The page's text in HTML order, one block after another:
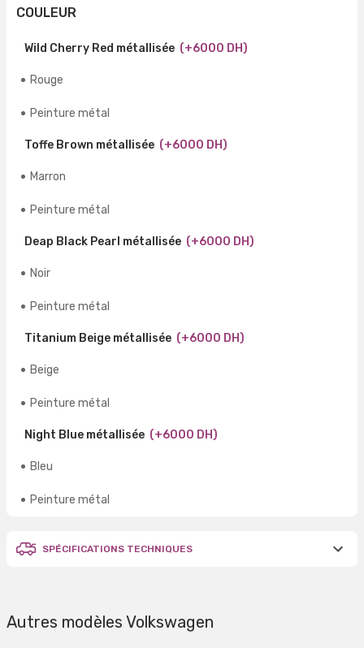
COULEUR
Wild Cherry Red métallisée (+6000 DH)
Rouge
Peinture métal
Toffe Brown métallisée (+6000 DH)
Marron
Peinture métal
Deap Black Pearl métallisée (+6000 DH)
Noir
Peinture métal
Titanium Beige métallisée (+6000 DH)
Beige
Peinture métal
Night Blue métallisée (+6000 DH)
Bleu
Peinture métal
SPÉCIFICATIONS TECHNIQUES
Autres modèles Volkswagen